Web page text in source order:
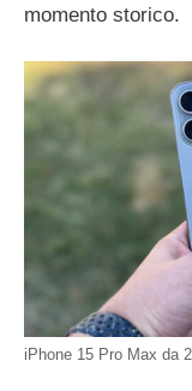
momento storico.
iPhone 15 Pro Max da